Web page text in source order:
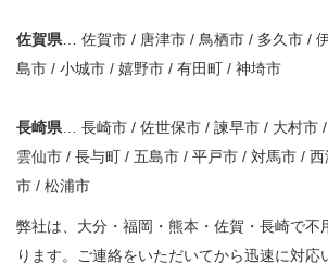
佐賀県 … 佐賀市 / 唐津市 / 鳥栖市 / 多久市 /
島市 / 小城市 / 嬉野市 / 有田町 / 神埼市
長崎県 … 長崎市 / 佐世保市 / 諫早市 / 大村市
雲仙市 / 長与町 / 五島市 / 平戸市 / 対馬市 /
市 / 松浦市
弊社は、大分・福岡・熊本・佐賀・長崎で不
ります。ご連絡をいただいてから迅速に対応